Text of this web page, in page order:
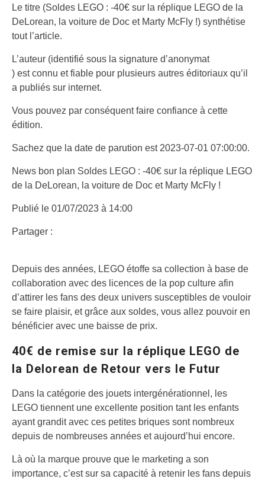
Le titre (Soldes LEGO : -40€ sur la réplique LEGO de la
DeLorean, la voiture de Doc et Marty McFly !) synthétise
tout l’article.
L’auteur (identifié sous la signature d’anonymat
) est connu et fiable pour plusieurs autres éditoriaux qu’il
a publiés sur internet.
Vous pouvez par conséquent faire confiance à cette
édition.
Sachez que la date de parution est 2023-07-01 07:00:00.
News bon plan Soldes LEGO : -40€ sur la réplique LEGO
de la DeLorean, la voiture de Doc et Marty McFly !
Publié le 01/07/2023 à 14:00
Partager :
Depuis des années, LEGO étoffe sa collection à base de
collaboration avec des licences de la pop culture afin
d’attirer les fans des deux univers susceptibles de vouloir
se faire plaisir, et grâce aux soldes, vous allez pouvoir en
bénéficier avec une baisse de prix.
40€ de remise sur la réplique LEGO de
la Delorean de Retour vers le Futur
Dans la catégorie des jouets intergénérationnel, les
LEGO tiennent une excellente position tant les enfants
ayant grandit avec ces petites briques sont nombreux
depuis de nombreuses années et aujourd’hui encore.
Là où la marque prouve que le marketing a son
importance, c’est sur sa capacité à retenir les fans depuis